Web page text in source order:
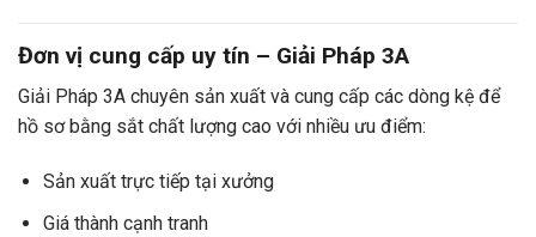
Đơn vị cung cấp uy tín – Giải Pháp 3A
Giải Pháp 3A chuyên sản xuất và cung cấp các dòng kệ để
hồ sơ bằng sắt chất lượng cao với nhiều ưu điểm:
Sản xuất trực tiếp tại xưởng
Giá thành cạnh tranh